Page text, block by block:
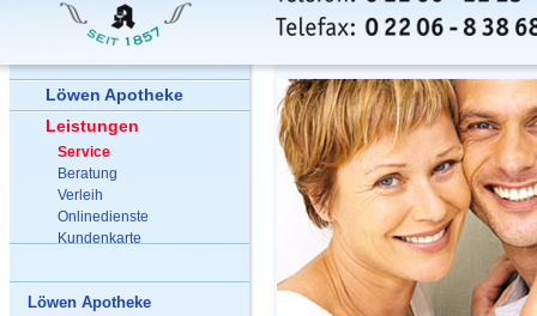
Löwen Apotheke
Leistungen
Service
Beratung
Verleih
Onlinedienste
Kundenkarte
Löwen Apotheke